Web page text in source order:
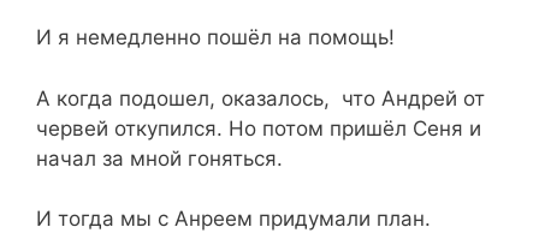
И я немедленно пошёл на помощь!
А когда подошел, оказалось, что Андрей от
червей откупился. Но потом пришёл Сеня и
начал за мной гоняться.
И тогда мы с Анреем придумали план.